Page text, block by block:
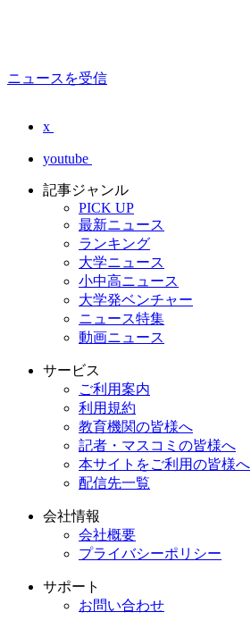
ニュースを受信
x
youtube
記事ジャンル
PICK UP
最新ニュース
ランキング
大学ニュース
小中高ニュース
大学発ベンチャー
ニュース特集
動画ニュース
サービス
ご利用案内
利用規約
教育機関の皆様へ
記者・マスコミの皆様へ
本サイトをご利用の皆様へ
配信先一覧
会社情報
会社概要
プライバシーポリシー
サポート
お問い合わせ